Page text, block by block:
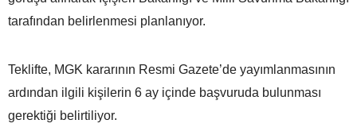
tarafından belirlenmesi planlanıyor.
Teklifte, MGK kararının Resmi Gazete’de yayımlanmasının
ardından ilgili kişilerin 6 ay içinde başvuruda bulunması
gerektiği belirtiliyor.